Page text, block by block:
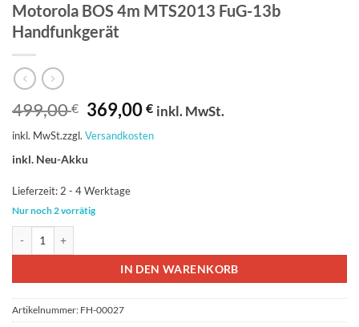
Motorola BOS 4m MTS2013 FuG-13b
Handfunkgerät
499,00€ Ursprünglicher
Preis
war:
499,00 €
369,00€Aktueller
ist:
inkl. MwSt.
inkl. MwSt.zzgl. Versandkosten
inkl. Neu-Akku
Lieferzeit:2 - 4 Werktage
Nur noch 2 vorrätig
IN DEN WARENKORB
Artikelnummer: FH-00027